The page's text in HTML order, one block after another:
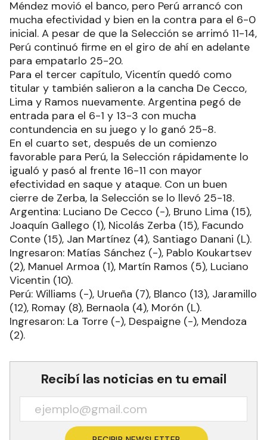
Méndez movió el banco, pero Perú arrancó con
mucha efectividad y bien en la contra para el 6-0
inicial. A pesar de que la Selección se arrimó 11-14,
Perú continuó firme en el giro de ahí en adelante
para empatarlo 25-20.
Para el tercer capítulo, Vicentín quedó como
titular y también salieron a la cancha De Cecco,
Lima y Ramos nuevamente. Argentina pegó de
entrada para el 6-1 y 13-3 con mucha
contundencia en su juego y lo ganó 25-8.
En el cuarto set, después de un comienzo
favorable para Perú, la Selección rápidamente lo
igualó y pasó al frente 16-11 con mayor
efectividad en saque y ataque. Con un buen
cierre de Zerba, la Selección se lo llevó 25-18.
Argentina: Luciano De Cecco (-), Bruno Lima (15),
Joaquín Gallego (1), Nicolás Zerba (15), Facundo
Conte (15), Jan Martínez (4), Santiago Danani (L).
Ingresaron: Matías Sánchez (-), Pablo Koukartsev
(2), Manuel Armoa (1), Martín Ramos (5), Luciano
Vicentin (10).
Perú: Williams (-), Urueña (7), Blanco (13), Jaramillo
(12), Romay (8), Bernaola (4), Morón (L).
Ingresaron: La Torre (-), Despaigne (-), Mendoza
(2).
Recibí las noticias en tu email